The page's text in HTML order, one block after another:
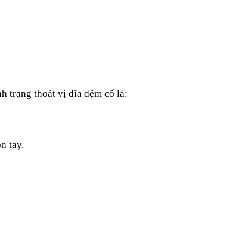
trạng thoát vị đĩa đệm cổ là:
tay.